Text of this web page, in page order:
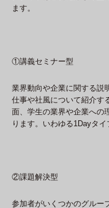
ます。
①講義セミナー型
業界動向や企業に関する説
仕事や社風について紹介す
面、学生の業界や企業への
ります。いわゆる1Dayタイ
②課題解決型
参加者がいくつかのグルー